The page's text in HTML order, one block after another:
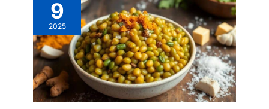
Assiettes à dîner en
Porcelaine conservent
leur forme après des
utilisations répétées.
Empilables, les Assiettes
Rectangulaires
économisent de
l'espace. Robustes, ces
suffisamment profond
pour empêcher les
aliments de se renverser.
Avec un design à rebord
épais, DOWAN est un
simple plateau de
service. 【S'adapte
Mieux à vos Armoires】
9
2025